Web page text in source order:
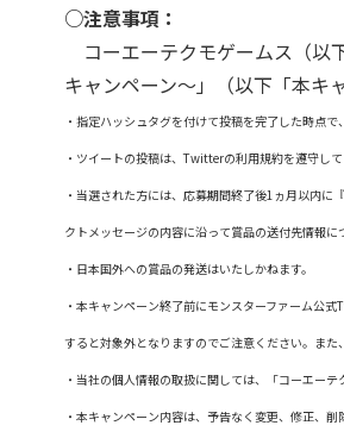
○注意事項：
コーエーテクモゲームス（以
キャンペーン～」（以下「本キ
・指定ハッシュタグを付けて投稿を完了した時点で
・ツイートの投稿は、Twitterの利用規約を遵守して
・当選された方には、応募期間終了後1ヵ月以内
クトメッセージの内容に沿って賞品の送付先情報
・日本国外への賞品の発送はいたしかねます。
・本キャンペーン終了前にモンスターファーム公
すると対象外となりますのでご注意ください。ま
・当社の個人情報の取扱に関しては、「コーエー
・本キャンペーン内容は、予告なく変更、修正、削